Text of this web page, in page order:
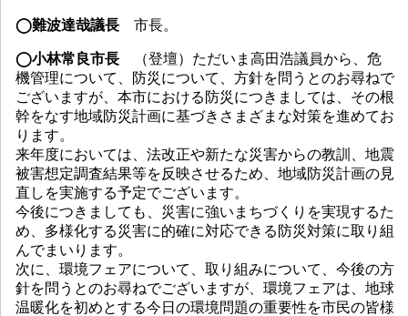
◯難波達哉議長 市長。
◯小林常良市長 （登壇）ただいま高田浩議員から、危
機管理について、防災について、方針を問うとのお尋ねで
ございますが、本市における防災につきましては、その根
幹をなす地域防災計画に基づきさまざまな対策を進めてお
ります。
来年度においては、法改正や新たな災害からの教訓、地震
被害想定調査結果等を反映させるため、地域防災計画の見
直しを実施する予定でございます。
今後につきましても、災害に強いまちづくりを実現するた
め、多様化する災害に的確に対応できる防災対策に取り組
んでまいります。
次に、環境フェアについて、取り組みについて、今後の方
針を問うとのお尋ねでございますが、環境フェアは、地球
温暖化を初めとする今日の環境問題の重要性を市民の皆様